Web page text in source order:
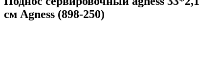
см Agness (898-250)